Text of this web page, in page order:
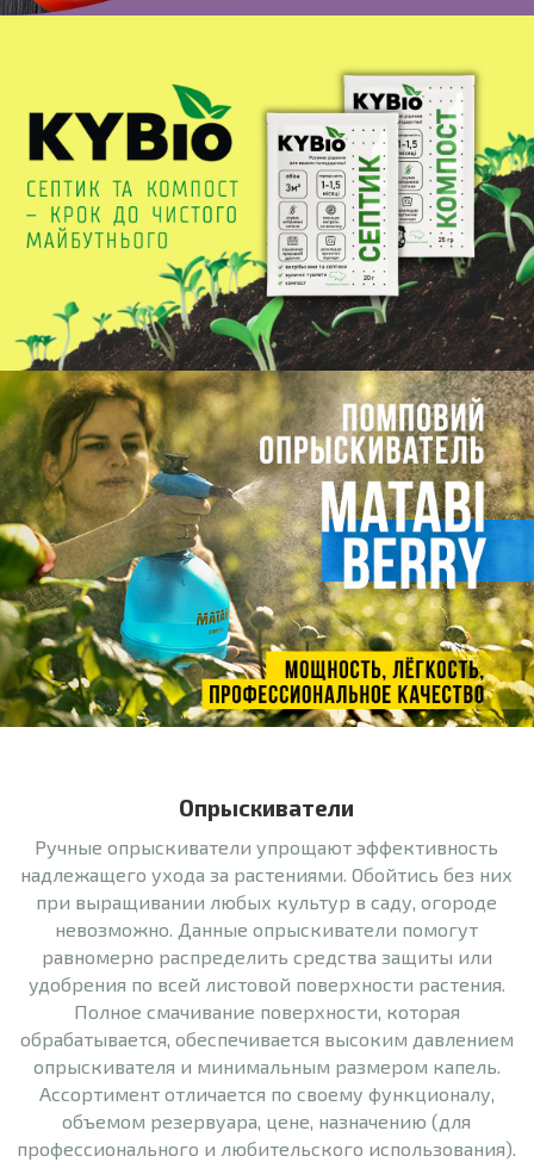
Опрыскиватели
Ручные опрыскиватели упрощают эффективность
надлежащего ухода за растениями. Обойтись без них
при выращивании любых культур в саду, огороде
невозможно. Данные опрыскиватели помогут
равномерно распределить средства защиты или
удобрения по всей листовой поверхности растения.
Полное смачивание поверхности, которая
обрабатывается, обеспечивается высоким давлением
опрыскивателя и минимальным размером капель.
Ассортимент отличается по своему функционалу,
объемом резервуара, цене, назначению (для
профессионального и любительского использования).